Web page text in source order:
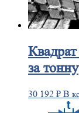
Квадрат
за тонну
30 192 ₽ В